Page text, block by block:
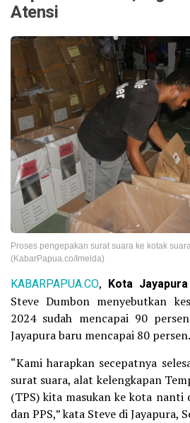
Atensi
Proses pengepakan surat suara ke kotak
(KabarPapua.co/Imelda)
KABARPAPUA.CO, Kota Jayapura
Steve Dumbon menyebutkan
2024 sudah mencapai 90
Jayapura baru mencapai 80 persen.
“Kami harapkan secepatnya
surat suara, alat kelengkapan
(TPS) kita masukan ke kota nanti
dan PPS,” kata Steve di Jayapura,